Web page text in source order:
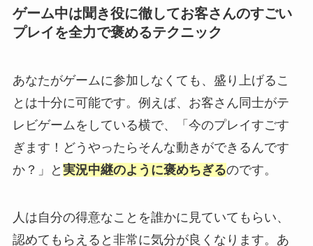
ゲーム中は聞き役に徹してお客さんのすごい
プレイを全力で褒めるテクニック
あなたがゲームに参加しなくても、盛り上げるこ
とは十分に可能です。例えば、お客さん同士がテ
レビゲームをしている横で、「今のプレイすごす
ぎます！どうやったらそんな動きができるんです
か？」と 実況中継のように褒めちぎるのです。
人は自分の得意なことを誰かに見ていてもらい、
認めてもらえると非常に気分が良くなります。あ